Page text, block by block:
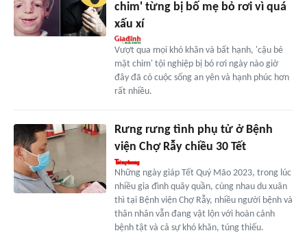
chim' từng bị bố mẹ bỏ rơi vì quá
xấu xí
Vượt qua mọi khó khăn và bất hạnh, 'cậu bé
mặt chim' tội nghiệp bị bỏ rơi ngày nào giờ
đây đã có cuộc sống an yên và hạnh phúc hơn
rất nhiều.
Rưng rưng tình phụ tử ở Bệnh
viện Chợ Rẫy chiều 30 Tết
Những ngày giáp Tết Quý Mão 2023, trong lúc
nhiều gia đình quây quần, cùng nhau du xuân
thì tại Bệnh viện Chợ Rẫy, nhiều người bệnh và
thân nhân vẫn đang vật lộn với hoàn cảnh
bệnh tật và cả sự khó khăn, túng thiếu.